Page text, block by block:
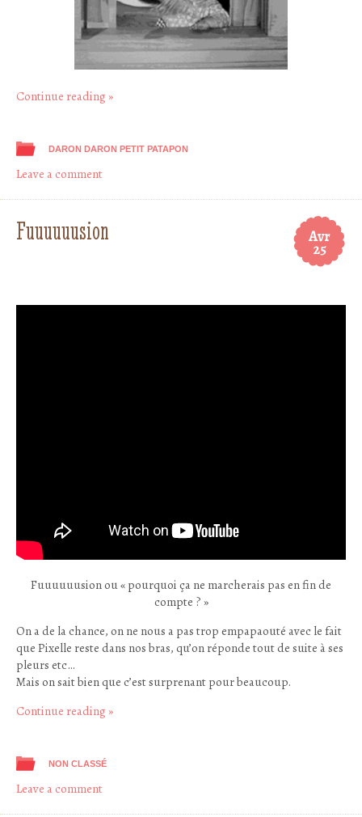
Continue reading»
DARON DARON PETIT PATAPON
Leave a comment
Avr
25
Fuuuuuusion
Fuuuuuusion ou « pourquoi ça ne marcherais pas en fin de
compte ? »
On a de la chance, on ne nous a pas trop empapaouté avec le fait
que Pixelle reste dans nos bras, qu’on réponde tout de suite à ses
pleurs etc…
Mais on sait bien que c’est surprenant pour beaucoup.
Continue reading»
NON CLASSÉ
Leave a comment